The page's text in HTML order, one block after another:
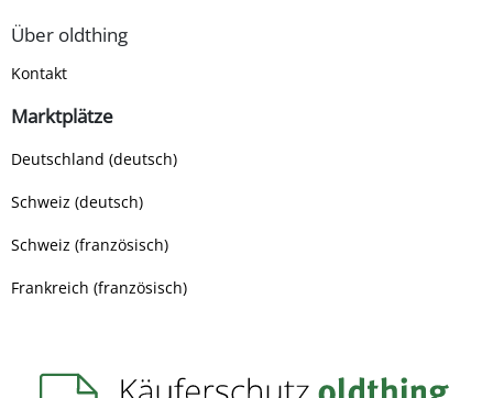
Über oldthing
Kontakt
Marktplätze
Deutschland (deutsch)
Schweiz (deutsch)
Schweiz (französisch)
Frankreich (französisch)